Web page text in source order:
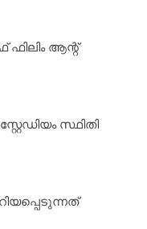
ഫിലിം ആന്റ്‌
സ്ഥിതി